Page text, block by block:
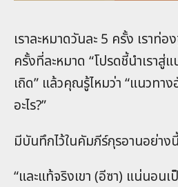
เราละหมาดวันละ 5 ครั้ง เราท่อ
ครั้งที่ละหมาด “โปรดชี้นำเราสู่
เถิด” แล้วคุณรู้ไหมว่า “แนวทา
อะไร?”
มีบันทึกไว้ในคัมภีร์กุรอานอย่าง
“และแท้จริงเขา (อีซา) แน่นอน